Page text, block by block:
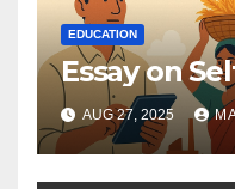
EDUCATION
Essay on
AUG 27, 2025